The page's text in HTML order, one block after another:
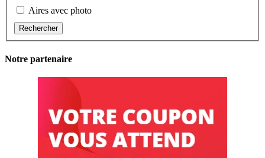
Aires avec photo
Rechercher
Notre partenaire